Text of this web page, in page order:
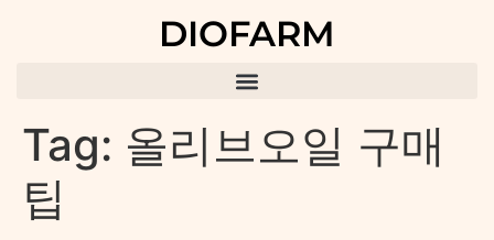
DIOFARM
Tag: 올리브오일 구매
팁